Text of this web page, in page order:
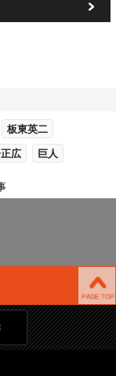
板東英二
広 巨人